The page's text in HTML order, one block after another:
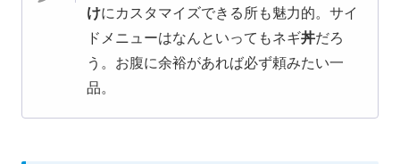
けにカスタマイズできる所も魅力的。サイ
ドメニューはなんといってもネギ丼だろ
う。お腹に余裕があれば必ず頼みたい一
品。